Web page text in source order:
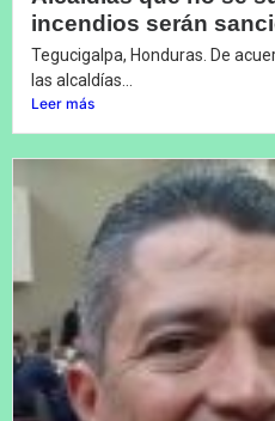
incendios serán
Tegucigalpa, Honduras. De
las alcaldías...
Leer más